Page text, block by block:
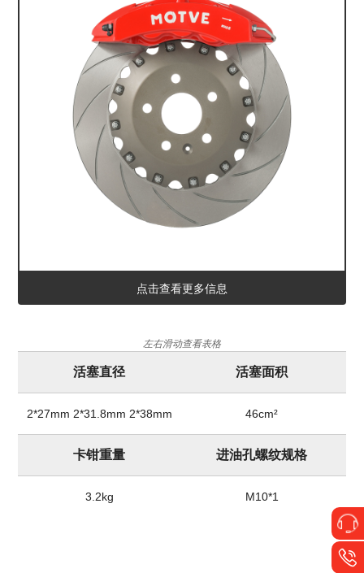
点击查看更多信息
左右滑动查看表格
活塞直径 活塞面积
2*27mm 2*31.8mm 2*38mm 46cm²
卡钳重量 进油孔螺纹规格
3.2kg M10*1